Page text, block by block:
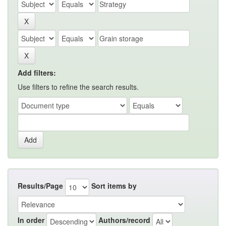
Add filters:
Use filters to refine the search results.
Results/Page Sort items by
In order Authors/record